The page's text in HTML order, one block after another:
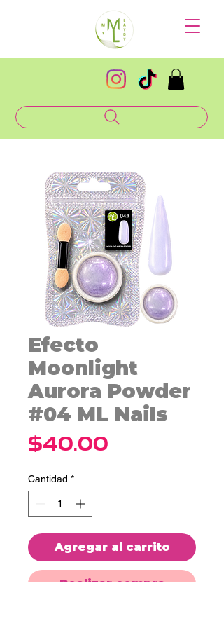
Efecto
Moonlight
Aurora Powder
#04 ML Nails
$40.00
Cantidad *
Agregar al carrito
Realizar compra